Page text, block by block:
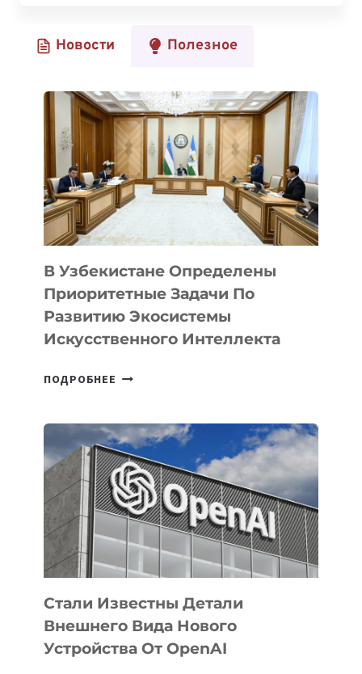
ПЛАТФОРМЫ
В
2025
ГОДУ
Новости Полезное
В Узбекистане Определены
Приоритетные Задачи По
Развитию Экосистемы
Искусственного Интеллекта
ПОДРОБНЕЕ
ПРИОРИТЕТНЫЕ
ЗАДАЧИ
ПО
РАЗВИТИЮ
ЭКОСИСТЕМЫ
ИСКУССТВЕННОГО
ИНТЕЛЛЕКТА
Стали Известны Детали
Внешнего Вида Нового
Устройства От OpenAI